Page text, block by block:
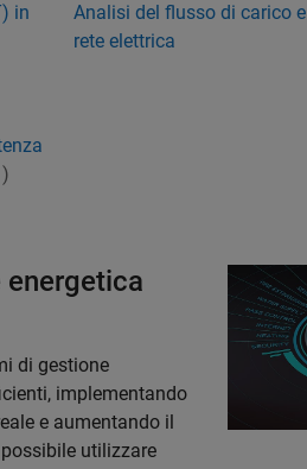
in
Analisi del flusso di carico
rete elettrica
di gestione
implementando
e aumentando il
utilizzare